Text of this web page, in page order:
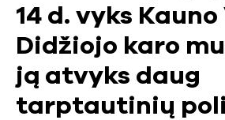
14 d. vyks
Didžiojo karo
ją atvyks daug
tarptautinių